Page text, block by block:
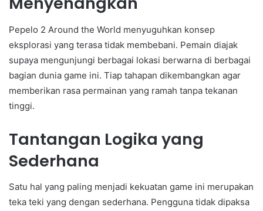
Pepelo 2 Around the World menyuguhkan konsep
eksplorasi yang terasa tidak membebani. Pemain diajak
supaya mengunjungi berbagai lokasi berwarna di berbagai
bagian dunia game ini. Tiap tahapan dikembangkan agar
memberikan rasa permainan yang ramah tanpa tekanan
tinggi.
Tantangan Logika yang
Sederhana
Satu hal yang paling menjadi kekuatan game ini merupakan
teka teki yang dengan sederhana. Pengguna tidak dipaksa